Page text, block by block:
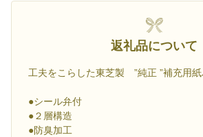
返礼品について
工夫をこらした東芝製 ”純正 ”補充用
●シール弁付
●２層構造
●防臭加工